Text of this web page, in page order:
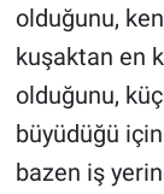
olduğunu,
kuşaktan en
olduğunu,
büyüdüğü
bazen iş